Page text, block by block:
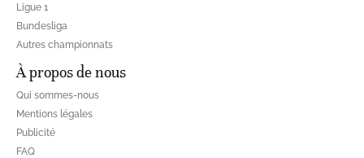
Ligue 1
Bundesliga
Autres championnats
À propos de nous
Qui sommes-nous
Mentions légales
Publicité
FAQ